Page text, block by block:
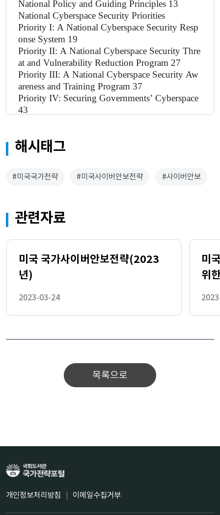
National Policy and Guiding Principles 13
National Cyberspace Security Priorities
Priority I: A National Cyberspace Security Resp
onse System 19
Priority II: A National Cyberspace Security Thre
at and Vulnerability Reduction Program 27
Priority III: A National Cyberspace Security Aw
areness and Training Program 37
Priority IV: Securing Governments’ Cyberspace
43
Conclusion: The Way Forward 53
해시태그
#미국국가전략 #미국사이버안보전략 #사이버안보
관련자료
미국 국가사이버안보전략(2023
년)
2023-03-24
미
위
목록으로
개인정보처리방침 이메일수집거부